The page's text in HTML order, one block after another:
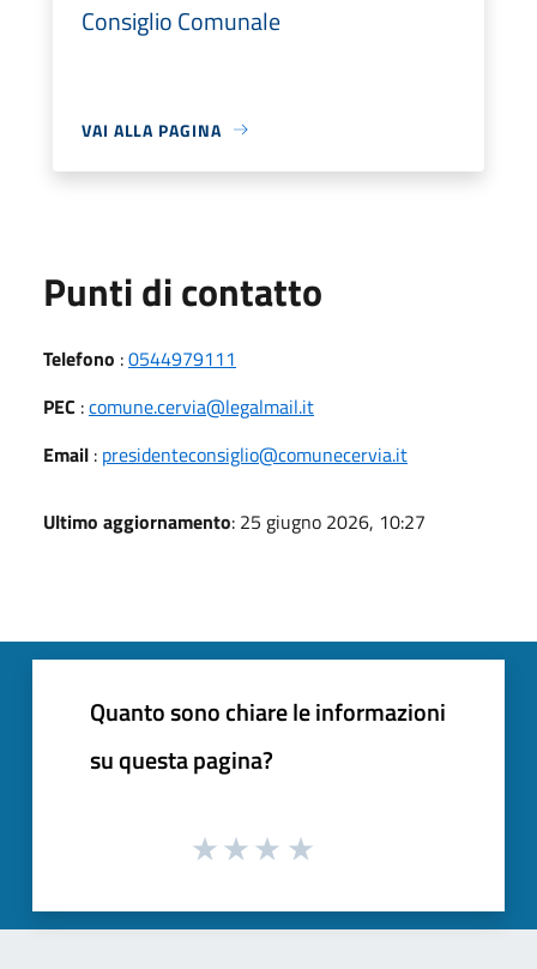
Consiglio Comunale
VAI ALLA PAGINA
Punti di contatto
Telefono :0544979111
PEC :comune.cervia@legalmail.it
Email : presidenteconsiglio@comunecervia.it
Ultimo aggiornamento: 25 giugno 2026, 10:27
Quanto sono chiare le informazioni
su questa pagina?